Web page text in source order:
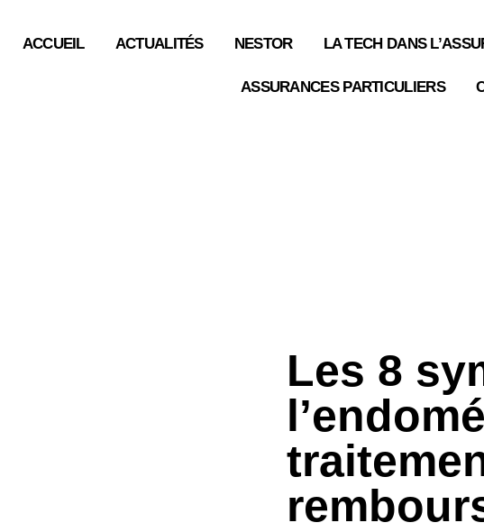
ACCUEIL ACTUALITÉS NESTOR LA TECH DANS
ASSURANCES PARTICULIERS
Les 8